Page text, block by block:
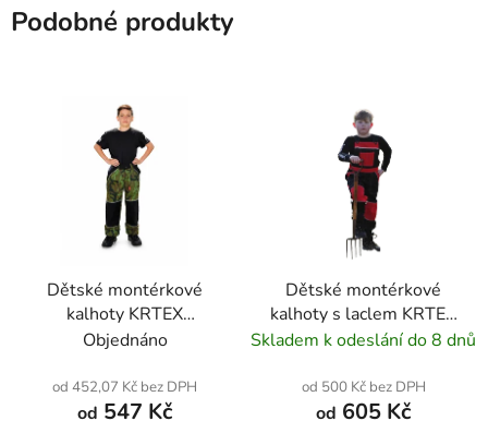
Podobné produkty
Dětské montérkové
kalhoty KRTEX
PROFIDUO maskáčovo-
Objednáno
od 452,07 Kč bez DPH
od 547 Kč
Dětské montérkové
kalhoty s laclem KRTEX
PROFIDUO černo-
Skladem k odeslání do 8 dnů
od 500 Kč bez DPH
od 605 Kč